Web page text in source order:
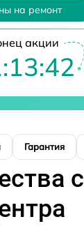
на ремонт
акции
Гарантия